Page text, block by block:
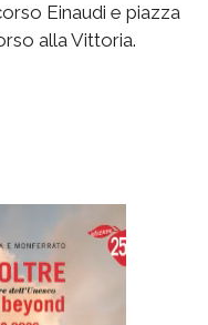
Einaudi e piazza
alla Vittoria.